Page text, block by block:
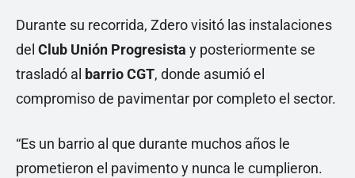
Durante su recorrida, Zdero visitó las instalaciones
del Club Unión Progresista y posteriormente se
trasladó al barrio CGT, donde asumió el
compromiso de pavimentar por completo el sector.
“Es un barrio al que durante muchos años le
prometieron el pavimento y nunca le cumplieron.